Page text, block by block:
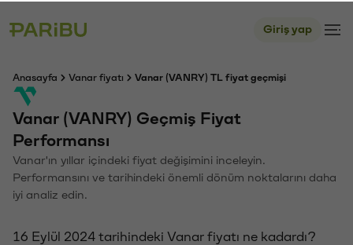
Giriş yap
Anasayfa Vanar fiyatı Vanar (VANRY) TL fiyat geçmişi
Vanar (VANRY) Geçmiş Fiyat
Performansı
Vanar'ın yıllar içindeki fiyat değişimini inceleyin.
Performansını ve tarihindeki önemli dönüm noktalarını daha
iyi analiz edin.
16 Eylül 2024 tarihindeki Vanar fiyatı ne kadardı?